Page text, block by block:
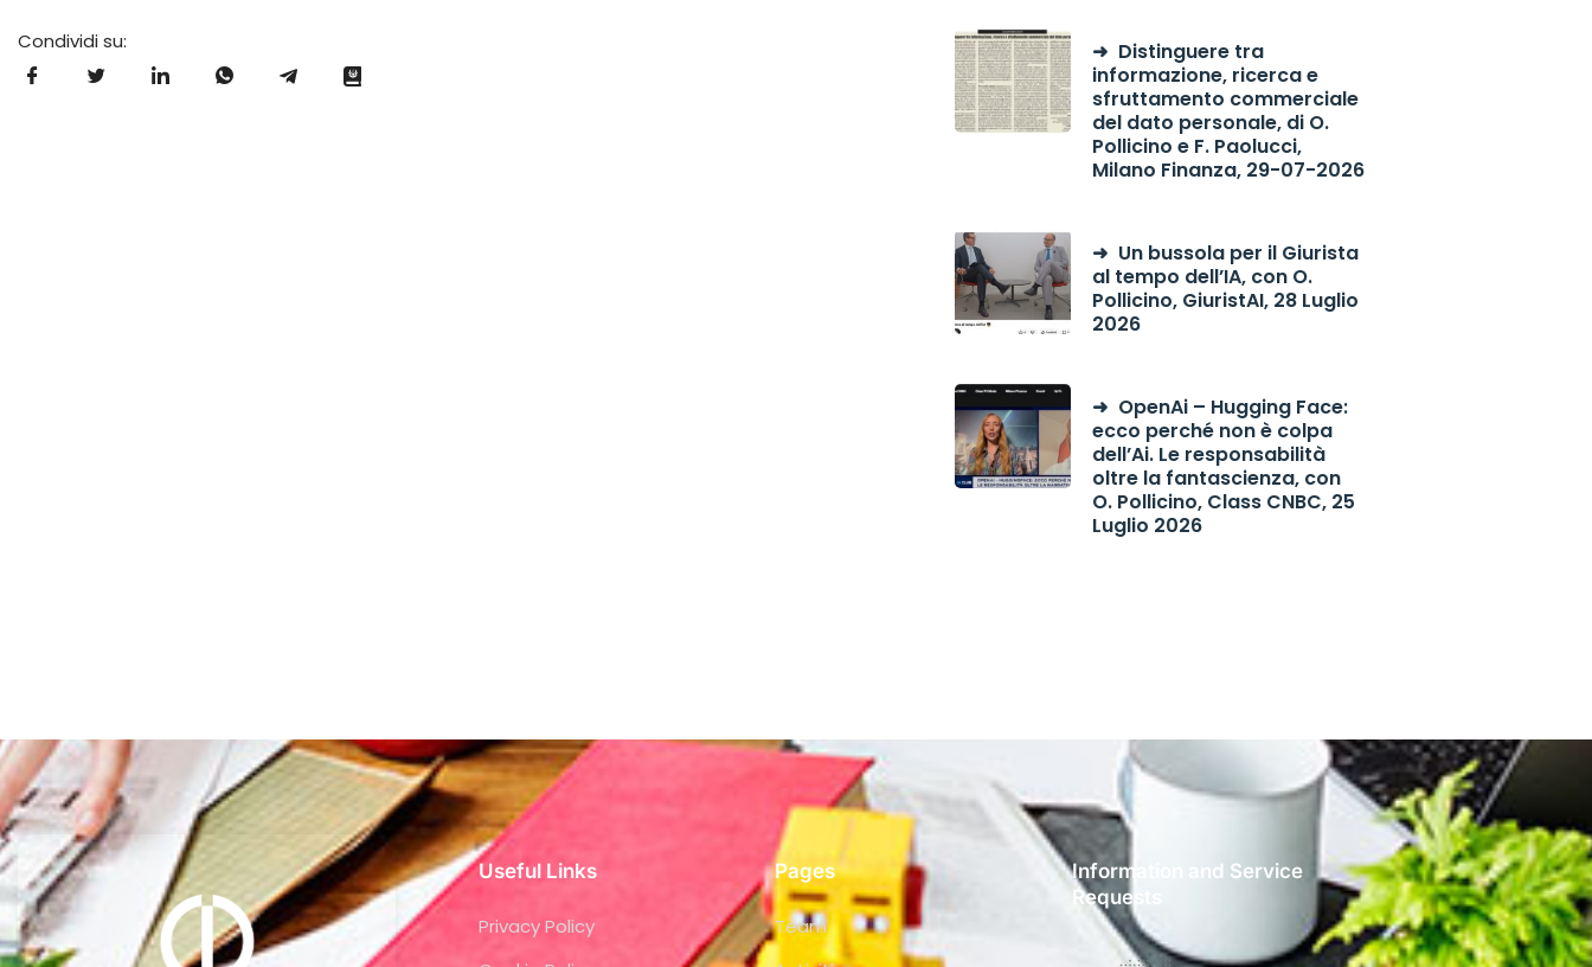
Condividi su:
Distinguere tra
informazione, ricerca e
sfruttamento commerciale
del dato personale, di O.
Pollicino e F. Paolucci,
Milano Finanza, 29-07-2026
Un bussola per il Giurista
al tempo dell’IA, con O.
Pollicino, GiuristAI, 28 Luglio
2026
OpenAi – Hugging Face:
ecco perché non è colpa
dell’Ai. Le responsabilità
oltre la fantascienza, con
O. Pollicino, Class CNBC, 25
Luglio 2026
Useful Links
Privacy Policy
Pages
Team
Information and Service
Requests